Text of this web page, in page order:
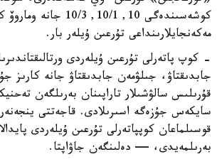
مەكەنجايلارىنداعى تۇرعىن ۇيلەر بار.
- كوپ پاتەرلى تۇرعىن ۇيلەردى
جابدىقتاۋ، جىلۋمەن جابدىقتاۋ جانە كارىز
قۇرىلىس سالۋشىلار تاراپىنان بەرىلگەن
سايكەس جۇزەگە اسىرىلادى. قاجەتتى
قوسىلماعان كوپپاتەرلى تۇرعىن ۇيلەردى
بەرىلمەيدى، — دەلىنگەن جاۋاپتا.